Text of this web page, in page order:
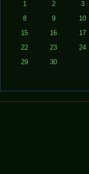
1 2 3
8 9 10
15 16 17
22 23 24
29
30